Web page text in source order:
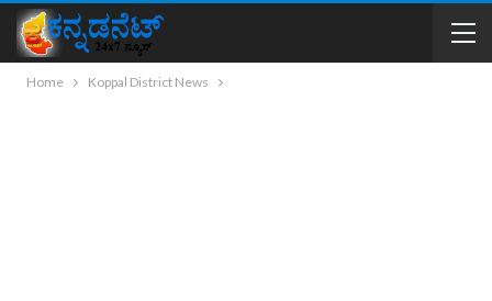
Home Koppal District News